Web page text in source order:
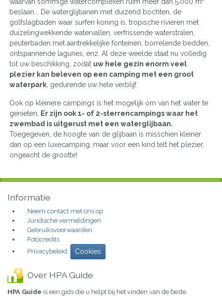
waarvan sommige watercomplexen ruim meer dan 5.000 m²
beslaan... De waterglijbanen met duizend bochten, de
golfslagbaden waar surfen koning is, tropische rivieren met
duizelingwekkende watervallen, verfrissende waterstralen,
peuterbaden met aantrekkelijke fonteinen, borrelende bedden,
ontspannende lagunes, enz. Al deze weelde staat nu volledig
tot uw beschikking, zodat uw hele gezin enorm veel
plezier kan beleven op een camping met een groot
waterpark, gedurende uw hele verblijf.
Ook op kleinere campings is het mogelijk om van het water te
genieten. Er zijn ook 1- of 2-sterrencampings waar het
zwembad is uitgerust met een waterglijbaan.
Toegegeven, de hoogte van de glijbaan is misschien kleiner
dan op een luxecamping, maar voor een kind telt het plezier,
ongeacht de grootte!
Informatie
Neem contact met ons op
Juridische vermeldingen
Gebruiksvoorwaarden
Fotocredits
Privacybeleid
Cookies
Over HPA Guide
HPA Guide is een gids die u helpt bij het vinden van de beste